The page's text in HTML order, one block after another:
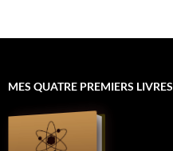
MES QUATRE PREMIERS LIVRES